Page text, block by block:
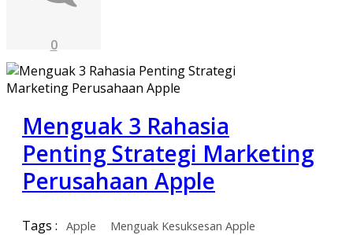
0
Menguak 3 Rahasia
Penting Strategi Marketing
Perusahaan Apple
Tags : Apple Menguak Kesuksesan Apple